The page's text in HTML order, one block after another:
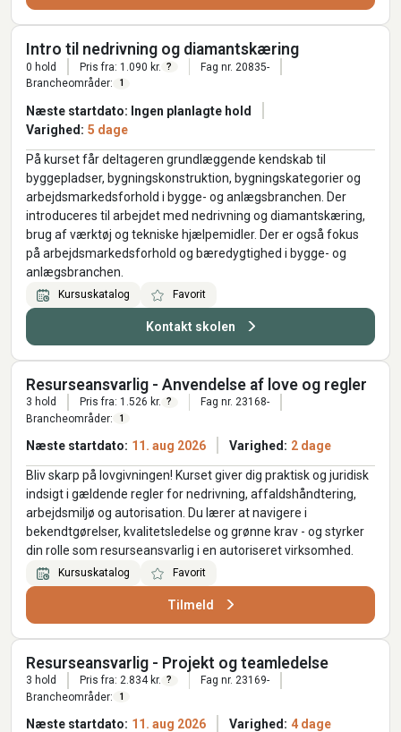
Intro til nedrivning og diamantskæring
0 hold Pris fra: 1.090 kr. ?
Fag nr. 20835-
Brancheområder:
1
Næste startdato: Ingen planlagte hold
Varighed: 5 dage
På kurset får deltageren grundlæggende kendskab til
byggepladser, bygningskonstruktion, bygningskategorier og
arbejdsmarkedsforhold i bygge- og anlægsbranchen. Der
introduceres til arbejdet med nedrivning og diamantskæring,
brug af værktøj og tekniske hjælpemidler. Der er også fokus
på arbejdsmarkedsforhold og bæredygtighed i bygge- og
anlægsbranchen.
Kursuskatalog Favorit
Kontakt skolen
Resurseansvarlig - Anvendelse af love og regler
3 hold Pris fra: 1.526 kr. ?
Fag nr. 23168-
Brancheområder:
1
Næste startdato: 11. aug 2026 Varighed: 2 dage
Bliv skarp på lovgivningen! Kurset giver dig praktisk og juridisk
indsigt i gældende regler for nedrivning, affaldshåndtering,
arbejdsmiljø og autorisation. Du lærer at navigere i
bekendtgørelser, kvalitetsledelse og grønne krav - og styrker
din rolle som resurseansvarlig i en autoriseret virksomhed.
Kursuskatalog Favorit
Tilmeld
Resurseansvarlig - Projekt og teamledelse
3 hold Pris fra: 2.834 kr. ?
Fag nr. 23169-
Brancheområder:
1
Næste startdato: 11. aug 2026 Varighed: 4 dage